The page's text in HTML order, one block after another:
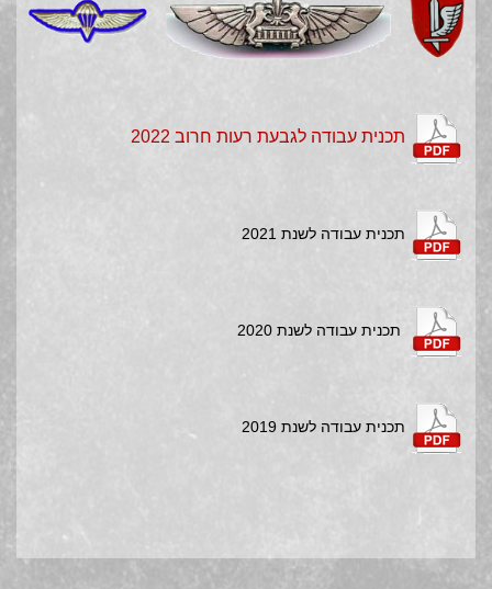
תכנית עבודה לגבעת רעות חרוב 2022
תכנית עבודה לשנת 2021
תכנית עבודה לשנת 2020
תכנית עבודה לשנת 2019